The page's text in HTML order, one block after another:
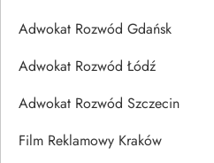
Adwokat Rozwód Gdańsk
Adwokat Rozwód Łódź
Adwokat Rozwód Szczecin
Film Reklamowy Kraków